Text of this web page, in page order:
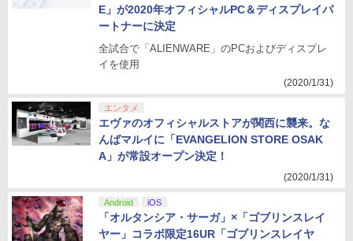
E」が2020年オフィシャルPC＆ディスプレイパ
ートナーに決定
全試合で「ALIENWARE」のPCおよびディスプレ
イを使用
(2020/1/31)
エンタメ
エヴァのオフィシャルストアが関西に襲来。な
んばマルイに「EVANGELION STORE OSAK
A」が常設オープン決定！
(2020/1/31)
Android iOS
「オルタンシア・サーガ」×「ゴブリンスレイ
ヤー」コラボ限定16UR「ゴブリンスレイヤ